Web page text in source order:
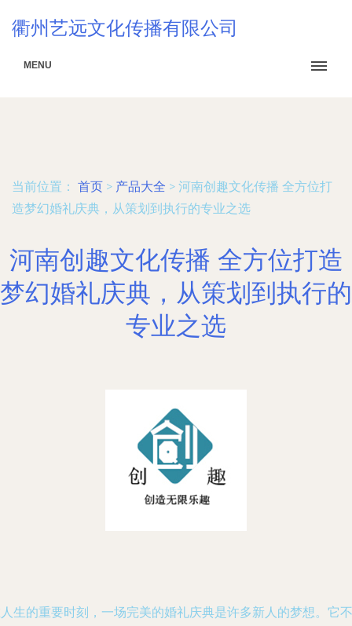
衢州艺远文化传播有限公司
MENU
当前位置： 首页 > 产品大全 > 河南创趣文化传播 全方位打
造梦幻婚礼庆典，从策划到执行的专业之选
河南创趣文化传播 全方位打造
梦幻婚礼庆典，从策划到执行的
专业之选
生的重要时刻，一场完美的婚礼庆典是许多新人的梦想。它不